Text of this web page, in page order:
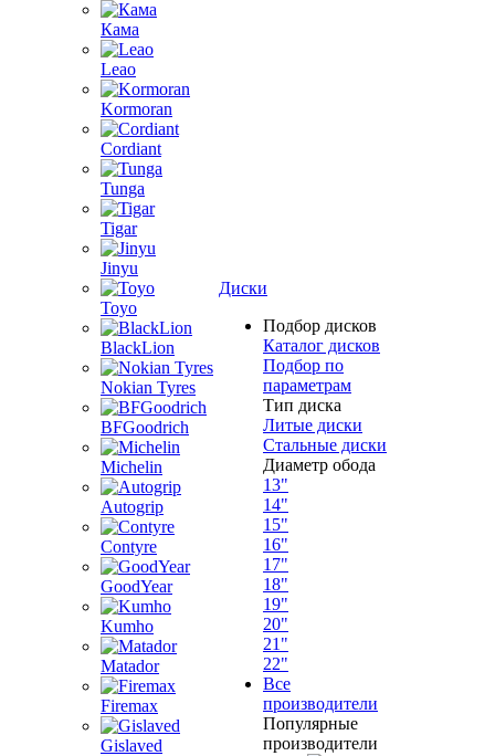
Кама
Leao
Kormoran
Cordiant
Tunga
Tigar
Jinyu
Toyo
BlackLion
Nokian Tyres
BFGoodrich
Michelin
Autogrip
Contyre
GoodYear
Kumho
Matador
Firemax
Gislaved
Диски
Подбор дисков
Каталог дисков
Подбор по
параметрам
Тип диска
Литые диски
Стальные диски
Диаметр обода
13"
14"
15"
16"
17"
18"
19"
20"
21"
22"
Все
производители
Популярные
производители